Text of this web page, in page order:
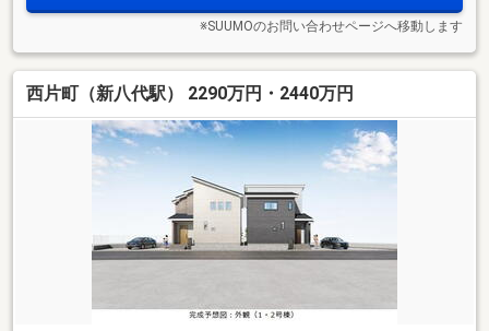
※SUUMOのお問い合わせページへ移動します
西片町（新八代駅） 2290万円・2440万円